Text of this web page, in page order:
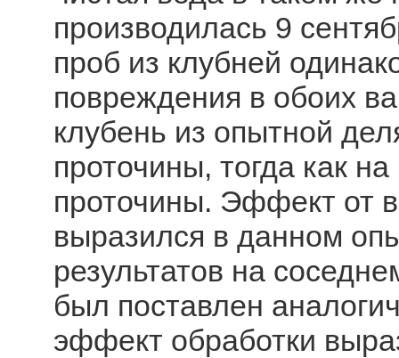
производилась 9
проб из клубней
повреждения в обоих
клубень из опытной
проточины, тогда как
проточины. Эффект от
выразился в данном
результатов на
был поставлен
эффект обработки